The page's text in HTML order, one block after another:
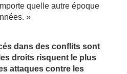
quelle autre époque
»
dans des conflits sont
droits risquent le plus
attaques contre les